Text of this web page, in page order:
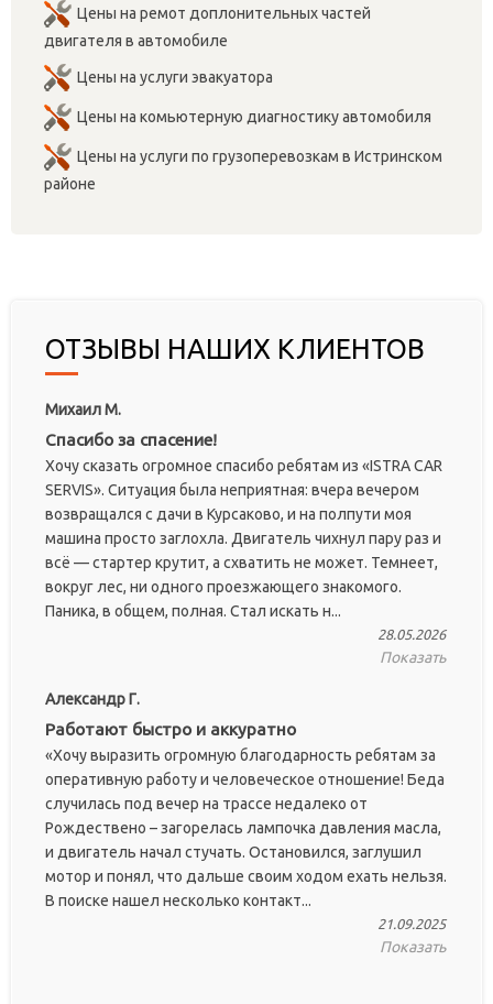
Цены на ремот доплонительных частей
двигателя в автомобиле
Цены на услуги эвакуатора
Цены на комьютерную диагностику автомобиля
Цены на услуги по грузоперевозкам в Истринском
районе
ОТЗЫВЫ НАШИХ КЛИЕНТОВ
Михаил М.
Спасибо за спасение!
Хочу сказать огромное спасибо ребятам из «ISTRA CAR
SERVIS». Ситуация была неприятная: вчера вечером
возвращался с дачи в Курсаково, и на полпути моя
машина просто заглохла. Двигатель чихнул пару раз и
всё — стартер крутит, а схватить не может. Темнеет,
вокруг лес, ни одного проезжающего знакомого.
Паника, в общем, полная. Стал искать н...
28.05.2026
Показать
Александр Г.
Работают быстро и аккуратно
«Хочу выразить огромную благодарность ребятам за
оперативную работу и человеческое отношение! Беда
случилась под вечер на трассе недалеко от
Рождествено – загорелась лампочка давления масла,
и двигатель начал стучать. Остановился, заглушил
мотор и понял, что дальше своим ходом ехать нельзя.
В поиске нашел несколько контакт...
21.09.2025
Показать